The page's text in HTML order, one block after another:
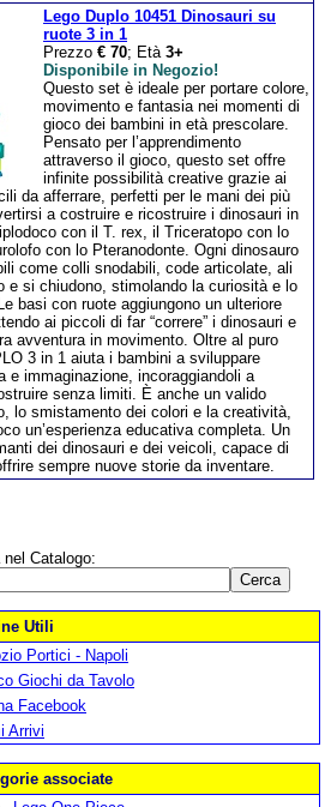
Lego Duplo 10451 Dinosauri su
ruote 3 in 1
Prezzo € 70; Età 3+
Disponibile in Negozio!
Questo set è ideale per portare colore,
movimento e fantasia nei momenti di
gioco dei bambini in età prescolare.
Pensato per l’apprendimento
attraverso il gioco, questo set offre
infinite possibilità creative grazie ai
da afferrare, perfetti per le mani dei più
a costruire e ricostruire i dinosauri in
con il T. rex, il Triceratopo con lo
con lo Pteranodonte. Ogni dinosauro
come colli snodabili, code articolate, ali
e si chiudono, stimolando la curiosità e lo
basi con ruote aggiungono un ulteriore
ai piccoli di far “correre” i dinosauri e
avventura in movimento. Oltre al puro
3 in 1 aiuta i bambini a sviluppare
e immaginazione, incoraggiandoli a
senza limiti. È anche un valido
lo smistamento dei colori e la creatività,
un’esperienza educativa completa. Un
dei dinosauri e dei veicoli, capace di
sempre nuove storie da inventare.
nel Catalogo:
Utili
Portici - Napoli
Giochi da Tavolo
Facebook
Arrivi
associate